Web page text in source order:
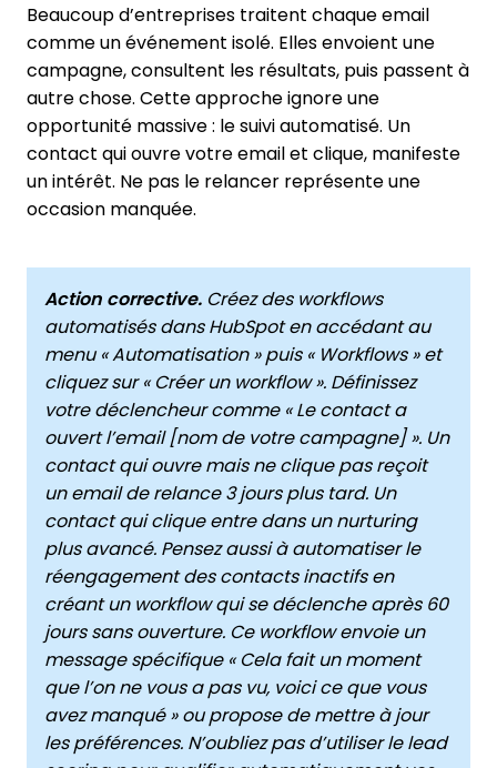
Beaucoup d’entreprises traitent chaque email
comme un événement isolé. Elles envoient une
campagne, consultent les résultats, puis passent à
autre chose. Cette approche ignore une
opportunité massive : le suivi automatisé. Un
contact qui ouvre votre email et clique, manifeste
un intérêt. Ne pas le relancer représente une
occasion manquée.
Action corrective. Créez des workflows
automatisés dans HubSpot en accédant au
menu « Automatisation » puis « Workflows » et
cliquez sur « Créer un workflow ». Définissez
votre déclencheur comme « Le contact a
ouvert l’email [nom de votre campagne] ». Un
contact qui ouvre mais ne clique pas reçoit
un email de relance 3 jours plus tard. Un
contact qui clique entre dans un nurturing
plus avancé. Pensez aussi à automatiser le
réengagement des contacts inactifs en
créant un workflow qui se déclenche après 60
jours sans ouverture. Ce workflow envoie un
message spécifique « Cela fait un moment
que l’on ne vous a pas vu, voici ce que vous
avez manqué » ou propose de mettre à jour
les préférences. N’oubliez pas d’utiliser le lead